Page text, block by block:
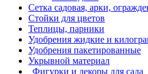
Сетка садовая, арки,
Стойки для цветов
Теплицы, парники
Удобрения жидкие и
Удобрения пакетированные
Укрывной материал
Фигурки и декоры для сада